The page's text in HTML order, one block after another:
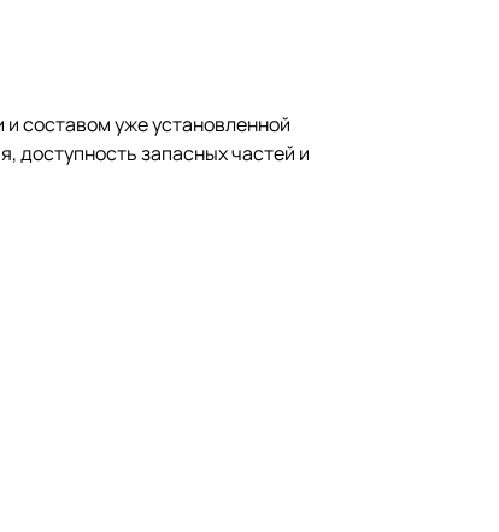
составом уже установленной
доступность запасных частей и